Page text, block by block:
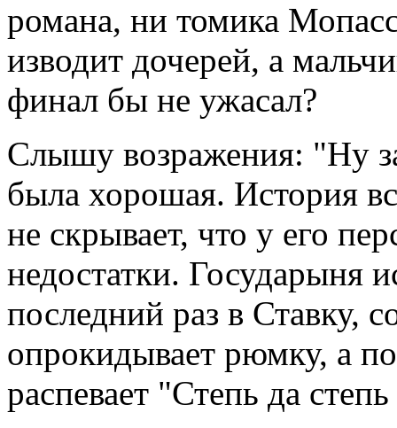
романа, ни томика
изводит дочерей, а
финал бы не ужасал?
Слышу возражения: "Ну
была хорошая. История
не скрывает, что у его
недостатки. Государыня
последний раз в Ставку,
опрокидывает рюмку, а
распевает "Степь да